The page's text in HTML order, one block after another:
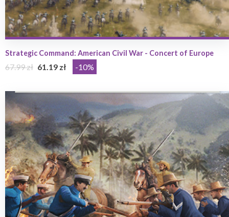
Strategic Command: American Civil War - Concert of Europe
67.99 zł 61.19 zł -10%